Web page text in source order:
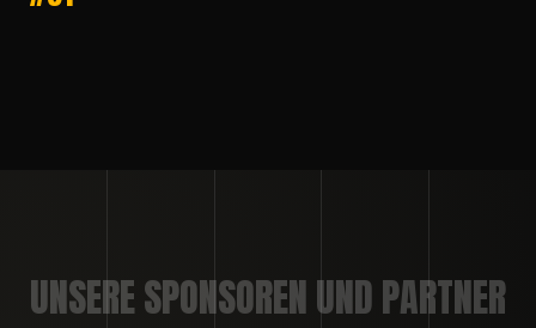
UNSERE SPONSOREN UND PARTNER